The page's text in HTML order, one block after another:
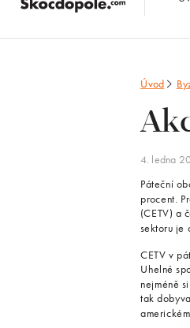
Úvod
4. ledna
Páteční
procent.
(CETV) a
sektoru je
CETV v
Uhelné
nejméně
tak